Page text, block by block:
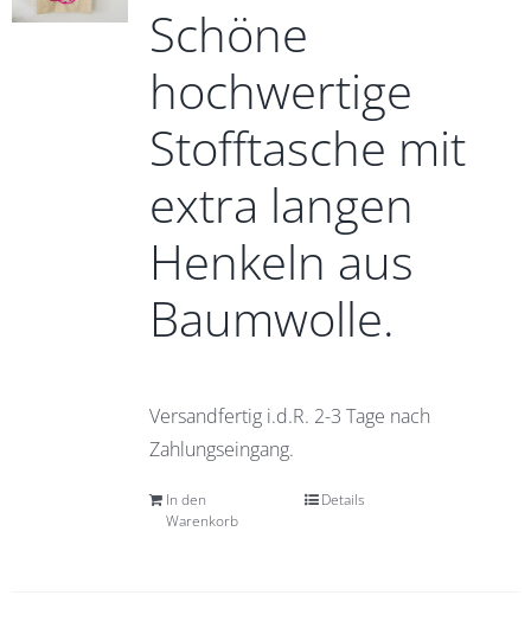
Schöne
hochwertige
Stofftasche mit
extra langen
Henkeln aus
Baumwolle.
Versandfertig i.d.R. 2-3 Tage nach
Zahlungseingang.
In den
Warenkorb
Details